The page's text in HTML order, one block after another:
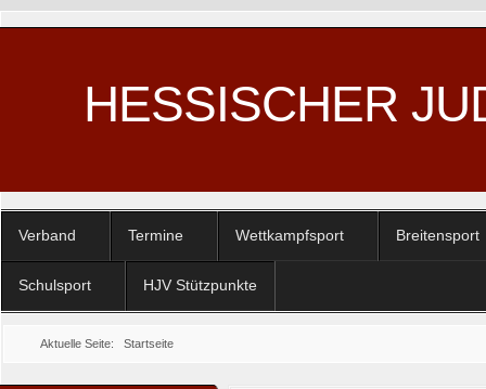
HESSISCHER
Verband Termine Wettkampfsport Breitensport
Schulsport HJV Stützpunkte
Aktuelle Seite: Startseite